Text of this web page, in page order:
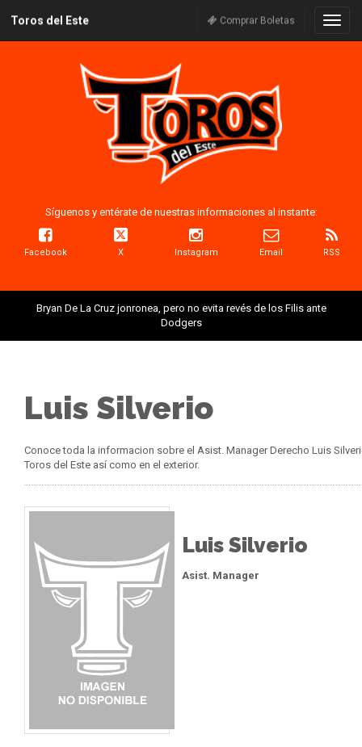
Toros del Este Comprar Boletas
Síguenos y entérate de nuestras informaciones al instante:
Facebook X Instagram Email RSS
Bryan De La Cruz jonronea, pero no evita revés de los Filis ante
Dodgers
Luis Silverio
Conoce toda la informacion sobre el Asist. Manager Derecho Luis
Toros del Este así como en el exterior.
Luis Silverio
Asist. Manager